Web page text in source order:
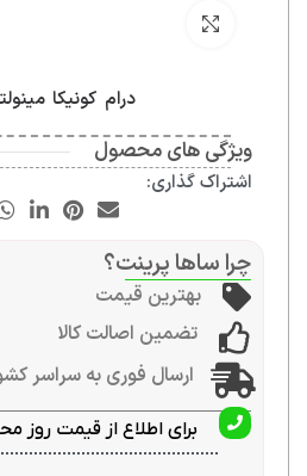
درام کونیکا مینولتا
ویژگی های محصول
اشتراک گذاری:
چرا ساها پرینت؟
بهترین قیمت
تضمین اصالت کالا
ارسال فوری به سراسر
برای اطلاع از قیمت روز